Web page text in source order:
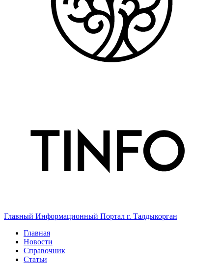
Главный Информационный Портал г. Талдыкорган
Главная
Новости
Справочник
Статьи